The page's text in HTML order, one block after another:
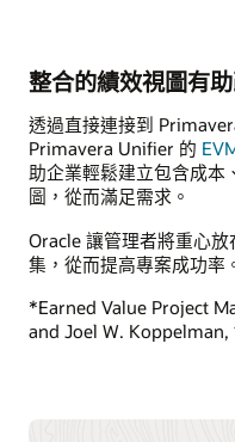
整合的績效視圖有
透過直接連接到
Primavera Unifier 的
助企業輕鬆建立包含成本
圖，從而滿足需求。
Oracle 讓管理者將重心
集，從而提高專案成功率
*Earned Value Project
and Joel W. Koppelman,